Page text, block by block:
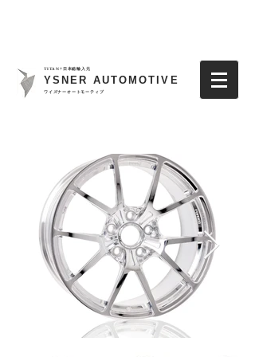
TITAN7日本総輸入元
YSNER AUTOMOTIVE
​ワイズナーオートモーティブ